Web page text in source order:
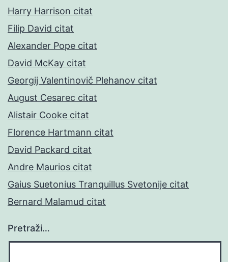
Harry Harrison citat
Filip David citat
Alexander Pope citat
David McKay citat
Georgij Valentinovič Plehanov citat
August Cesarec citat
Alistair Cooke citat
Florence Hartmann citat
David Packard citat
Andre Maurios citat
Gaius Suetonius Tranquillus Svetonije citat
Bernard Malamud citat
Pretraži…